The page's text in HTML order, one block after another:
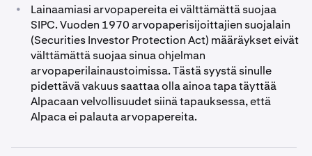
•
Lainaamiasi arvopapereita ei välttämättä suojaa
SIPC. Vuoden 1970 arvopaperisijoittajien suojalain
(Securities Investor Protection Act) määräykset eivät
välttämättä suojaa sinua ohjelman
arvopaperilainaustoimissa. Tästä syystä sinulle
pidettävä vakuus saattaa olla ainoa tapa täyttää
Alpacaan velvollisuudet siinä tapauksessa, että
Alpaca ei palauta arvopapereita.